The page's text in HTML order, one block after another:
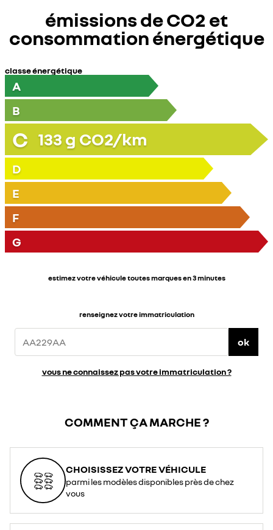
émissions de CO2 et
consommation énergétique
classe énergétique
A
B
C 133 g CO2/km
D
E
F
G
estimez votre véhicule toutes marques en 3 minutes
renseignez votre immatriculation
ok
vous ne connaissez pas votre immatriculation ?
COMMENT ÇA MARCHE ?
CHOISISSEZ VOTRE VÉHICULE
parmi les modèles disponibles près de chez
vous